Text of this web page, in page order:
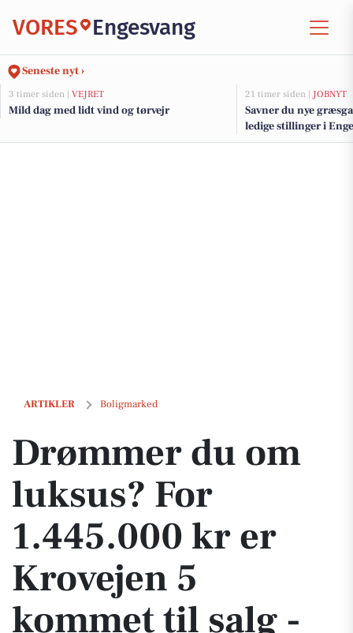
VORES Engesvang
Seneste nyt ›
3 timer siden | VEJRET
Mild dag med lidt vind og tørvejr
21 timer siden | JOBNYT
Savner du nye
ledige stillinger i
ARTIKLER Boligmarked
Drømmer du om luksus? For 1.445.000 kr er Krovejen 5 kommet til
Drømmer du om
luksus? For
1.445.000 kr er
Krovejen 5
kommet til salg -